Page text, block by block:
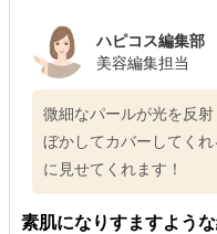
ハピコス編集部
美容編集担当
微細なパールが光を反
ぼかしてカバーしてく
に見せてくれます！
素肌になりすますよう